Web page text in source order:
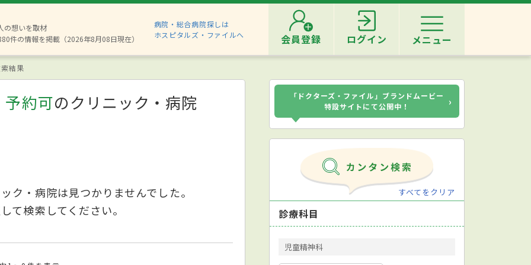
の想いを取材
件の情報を掲載（2026年8月08日現在）
病院・総合病院探しは
ホスピタルズ・ファイルへ
会員登録 ログイン メニュー
結果
約可のクリニック・病院
ク・病院は見つかりませんでした。
て検索してください。
「ドクターズ・ファイル」ブランドムービー
特設サイトにて公開中！
›
すべてをクリア
診療科目
児童精神科